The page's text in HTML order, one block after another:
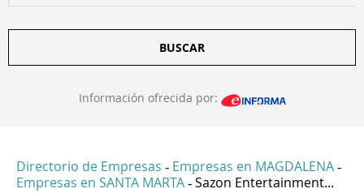
BUSCAR
Información ofrecida por:
Directorio de Empresas - Empresas en MAGDALENA -
Empresas en SANTA MARTA - Sazon Entertainment...